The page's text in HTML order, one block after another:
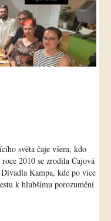
světa čaje všem, kdo
2010 se zrodila Čajová
Kampa, kde po více
k hlubšímu porozumění